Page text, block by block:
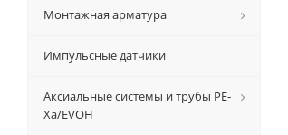
Монтажная арматура
Импульсные датчики
Аксиальные системы и трубы РЕ-
Ха/EVOH